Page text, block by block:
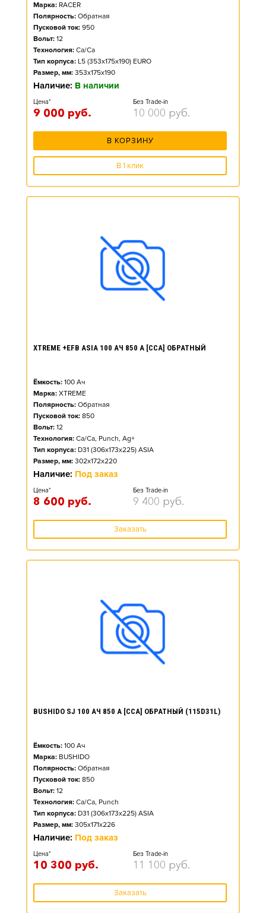
Марка: RACER
Полярность: Обратная
Пусковой ток: 950
Вольт: 12
Технология: Ca/Ca
Тип корпуса: L5 (353x175x190) EURO
Размер, мм: 353x175x190
Наличие: В наличии
Цена*
9 000 руб.
Без Trade-in
10 000 руб.
В КОРЗИНУ
В 1 клик
XTREME +EFB ASIA 100 АЧ 850 А [CCA] ОБРАТНЫЙ
Ёмкость: 100 Ач
Марка: XTREME
Полярность: Обратная
Пусковой ток: 850
Вольт: 12
Технология: Ca/Ca, Punch, Ag+
Тип корпуса: D31 (306x173x225) ASIA
Размер, мм: 302x172x220
Наличие: Под заказ
Цена*
8 600 руб.
Без Trade-in
9 400 руб.
Заказать
BUSHIDO SJ 100 АЧ 850 А [CCA] ОБРАТНЫЙ (115D31L)
Ёмкость: 100 Ач
Марка: BUSHIDO
Полярность: Обратная
Пусковой ток: 850
Вольт: 12
Технология: Ca/Ca, Punch
Тип корпуса: D31 (306x173x225) ASIA
Размер, мм: 305x171x226
Наличие: Под заказ
Цена*
10 300 руб.
Без Trade-in
11 100 руб.
Заказать